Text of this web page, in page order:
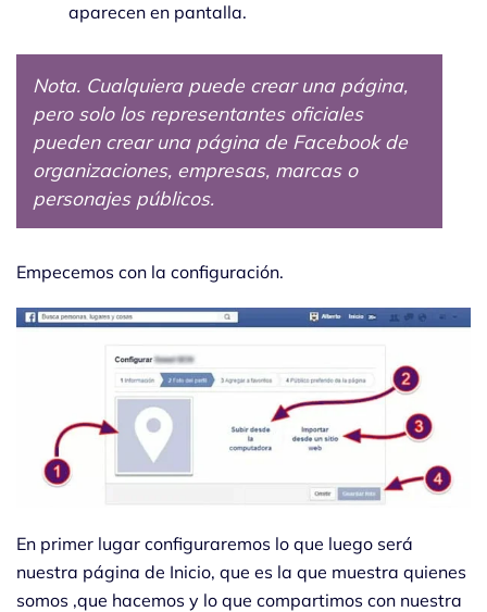
aparecen en pantalla.
Nota. Cualquiera puede crear una página,
pero solo los representantes oficiales
pueden crear una página de Facebook de
organizaciones, empresas, marcas o
personajes públicos.
Empecemos con la configuración.
En primer lugar configuraremos lo que luego será
nuestra página de Inicio, que es la que muestra quienes
somos ,que hacemos y lo que compartimos con nuestra